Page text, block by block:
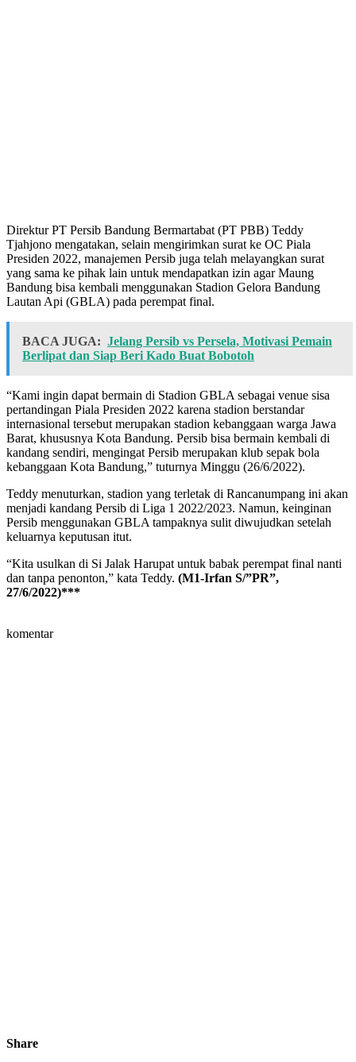
Direktur PT Persib Bandung Bermartabat (PT PBB) Teddy
Tjahjono mengatakan, selain mengirimkan surat ke OC Piala
Presiden 2022, manajemen Persib juga telah melayangkan surat
yang sama ke pihak lain untuk mendapatkan izin agar Maung
Bandung bisa kembali menggunakan Stadion Gelora Bandung
Lautan Api (GBLA) pada perempat final.
BACA JUGA: Jelang Persib vs Persela, Motivasi Pemain
Berlipat dan Siap Beri Kado Buat Bobotoh
“Kami ingin dapat bermain di Stadion GBLA sebagai venue sisa
pertandingan Piala Presiden 2022 karena stadion berstandar
internasional tersebut merupakan stadion kebanggaan warga Jawa
Barat, khususnya Kota Bandung. Persib bisa bermain kembali di
kandang sendiri, mengingat Persib merupakan klub sepak bola
kebanggaan Kota Bandung,” tuturnya Minggu (26/6/2022).
Teddy menuturkan, stadion yang terletak di Rancanumpang ini akan
menjadi kandang Persib di Liga 1 2022/2023. Namun, keinginan
Persib menggunakan GBLA tampaknya sulit diwujudkan setelah
keluarnya keputusan itut.
“Kita usulkan di Si Jalak Harupat untuk babak perempat final nanti
dan tanpa penonton,” kata Teddy. (M1-Irfan S/”PR”,
27/6/2022)***
komentar
Share